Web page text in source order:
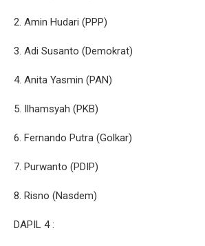
2. Amin Hudari (PPP)
3. Adi Susanto (Demokrat)
4. Anita Yasmin (PAN)
5. Ilhamsyah (PKB)
6. Fernando Putra (Golkar)
7. Purwanto (PDIP)
8. Risno (Nasdem)
DAPIL 4 :